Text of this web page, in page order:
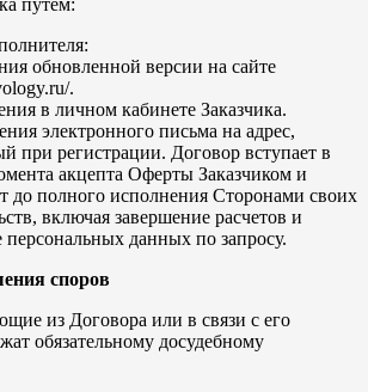
путем:
обновленной версии на сайте
.
в личном кабинете Заказчика.
электронного письма на адрес,
при регистрации. Договор вступает в
акцепта Оферты Заказчиком и
до полного исполнения Сторонами своих
включая завершение расчетов и
персональных данных по запросу.
споров
из Договора или в связи с его
обязательному досудебному